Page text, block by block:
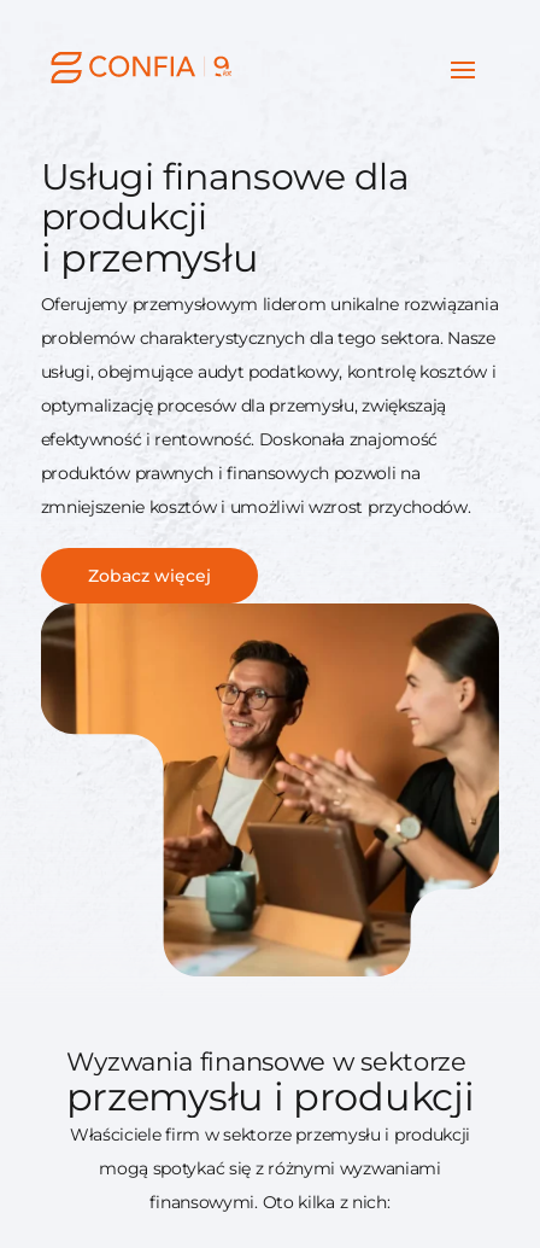
Usługi finansowe dla
produkcji
i przemysłu
Oferujemy przemysłowym liderom unikalne rozwiązania
problemów charakterystycznych dla tego sektora. Nasze
usługi, obejmujące audyt podatkowy, kontrolę kosztów i
optymalizację procesów dla przemysłu, zwiększają
efektywność i rentowność. Doskonała znajomość
produktów prawnych i finansowych pozwoli na
zmniejszenie kosztów i umożliwi wzrost przychodów.
Zobacz więcej
Wyzwania finansowe w sektorze
przemysłu i produkcji
Właściciele firm w sektorze przemysłu i produkcji
mogą spotykać się z różnymi wyzwaniami
finansowymi. Oto kilka z nich: